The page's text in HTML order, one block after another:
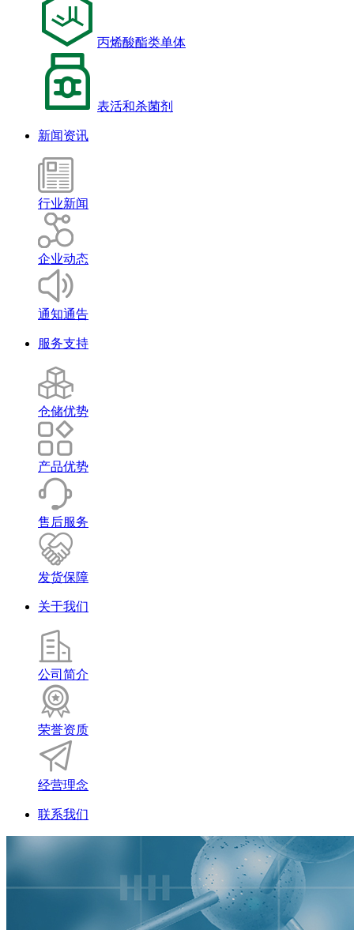
丙烯酸酯类单体
表活和杀菌剂
新闻资讯
行业新闻
企业动态
通知通告
服务支持
仓储优势
产品优势
售后服务
发货保障
关于我们
公司简介
荣誉资质
经营理念
联系我们